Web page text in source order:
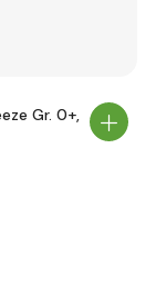
Gr. 0+,